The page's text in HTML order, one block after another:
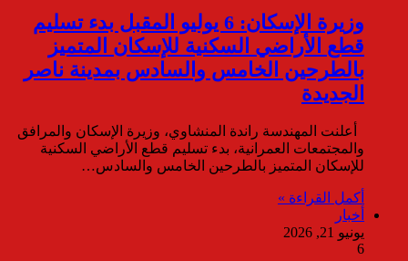
وزيرة الإسكان: 6 يوليو المقبل بدء تسليم
قطع الأراضي السكنية للإسكان المتميز
بالطرحين الخامس والسادس بمدينة ناصر
الجديدة
أعلنت المهندسة راندة المنشاوي، وزيرة الإسكان والمرافق
والمجتمعات العمرانية، بدء تسليم قطع الأراضي السكنية
للإسكان المتميز بالطرحين الخامس والسادس…
أكمل القراءة »
أخبار
يونيو 21, 2026
6